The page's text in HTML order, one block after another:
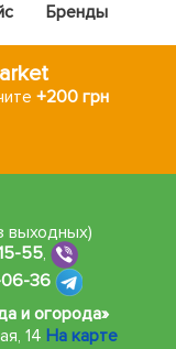
Бренды
+200 грн
выходных)
55,
36
и огорода»
14 На карте